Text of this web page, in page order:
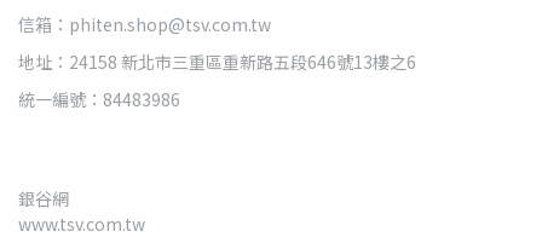
信箱：phiten.shop@tsv.com.tw
地址：24158 新北市三重區重新路五段646號13樓之6
統一編號：84483986
銀谷網
www.tsv.com.tw